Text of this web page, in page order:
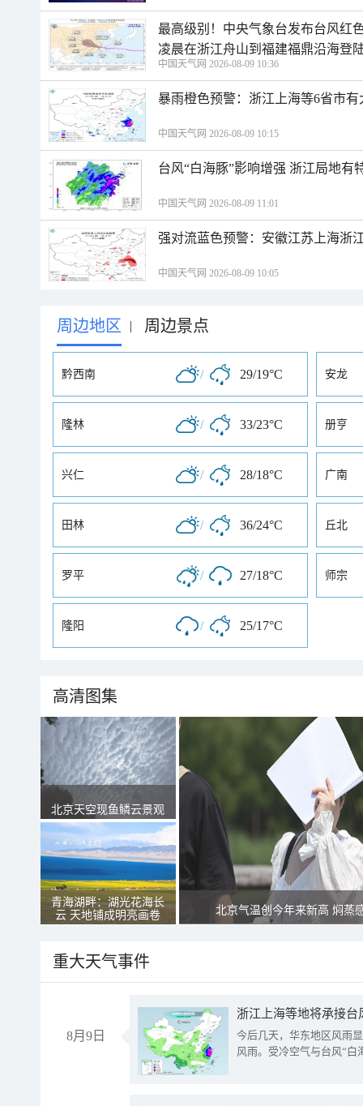
最高级别！中央气象台发布台风红
凌晨在浙江舟山到福建福鼎沿海登
中国天气网 2026-08-09 10:36
暴雨橙色预警：浙江上海等6省市
中国天气网 2026-08-09 10:15
台风“白海豚”影响增强 浙江局地有
中国天气网 2026-08-09 11:01
强对流蓝色预警：安徽江苏上海浙
中国天气网 2026-08-09 10:05
周边地区 | 周边景点
黔西南 / 29/19°C 安龙
隆林 / 33/23°C 册亨
兴仁 / 28/18°C 广南
田林 / 36/24°C 丘北
罗平 / 27/18°C 师宗
隆阳 / 25/17°C
高清图集
北京天空现鱼鳞云景观
青海湖畔：湖光花海长
云 天地铺成明亮画卷
北京气温创今年来新高 焖蒸
重大天气事件
8月9日
浙江上海等地将承接台
今后几天，华东地区风雨
风雨。受冷空气与台风“白